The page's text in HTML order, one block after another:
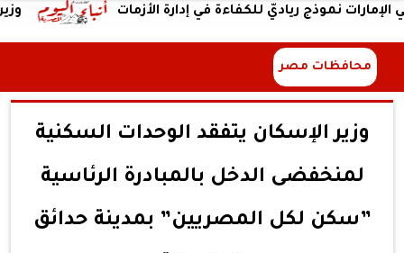
وزير رياديّ للكفاءة في إدارة الأزمات
محافظات مصر
وزير الإسكان يتفقد الوحدات السكنية
لمنخفضى الدخل بالمبادرة الرئاسية
”سكن لكل المصريين” بمدينة حدائق